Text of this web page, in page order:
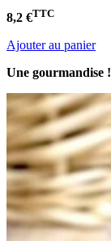
8,2 €TTC
Ajouter au panier
Une gourmandise !